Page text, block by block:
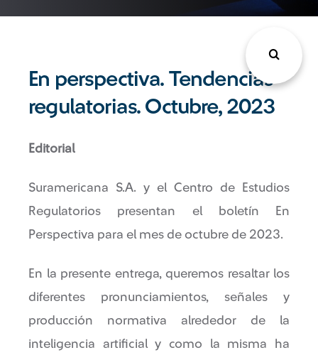
En perspectiva. Tendencias
regulatorias. Octubre, 2023
Editorial
Suramericana S.A. y el Centro de Estudios
Regulatorios presentan el boletín En
Perspectiva para el mes de octubre de 2023.
En la presente entrega, queremos resaltar los
diferentes pronunciamientos, señales y
producción normativa alrededor de la
inteligencia artificial y como la misma ha